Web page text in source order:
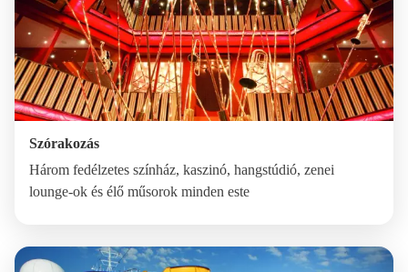
Szórakozás
Három fedélzetes színház, kaszinó, hangstúdió, zenei
lounge-ok és élő műsorok minden este